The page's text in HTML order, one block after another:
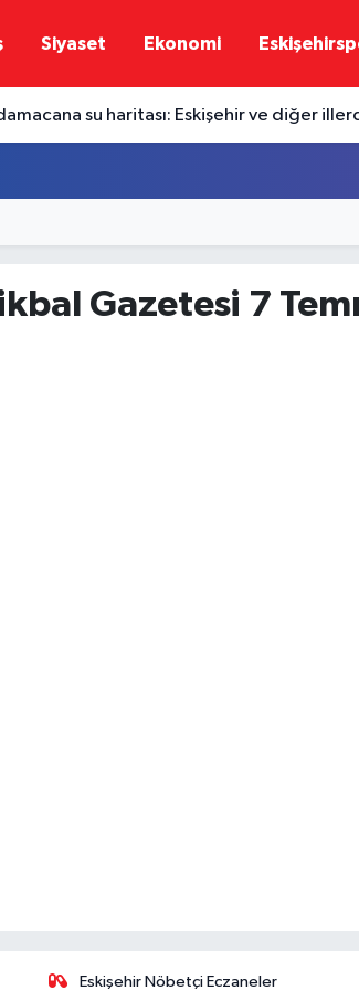
Siyaset Ekonomi
su haritası: Eskişehir ve diğer
Gazetesi 7
Eskişehir Nöbetçi Eczaneler